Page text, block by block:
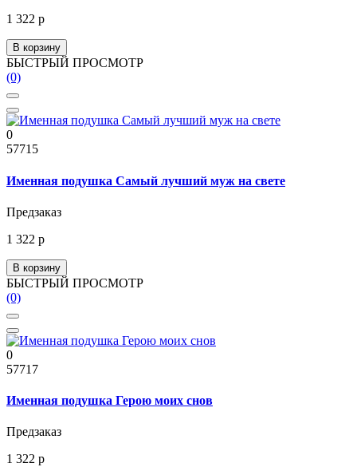
1 322 р
В корзину
БЫСТРЫЙ ПРОСМОТР
(0)
0
57715
Именная подушка Самый лучший муж на свете
Предзаказ
1 322 р
В корзину
БЫСТРЫЙ ПРОСМОТР
(0)
0
57717
Именная подушка Герою моих снов
Предзаказ
1 322 р